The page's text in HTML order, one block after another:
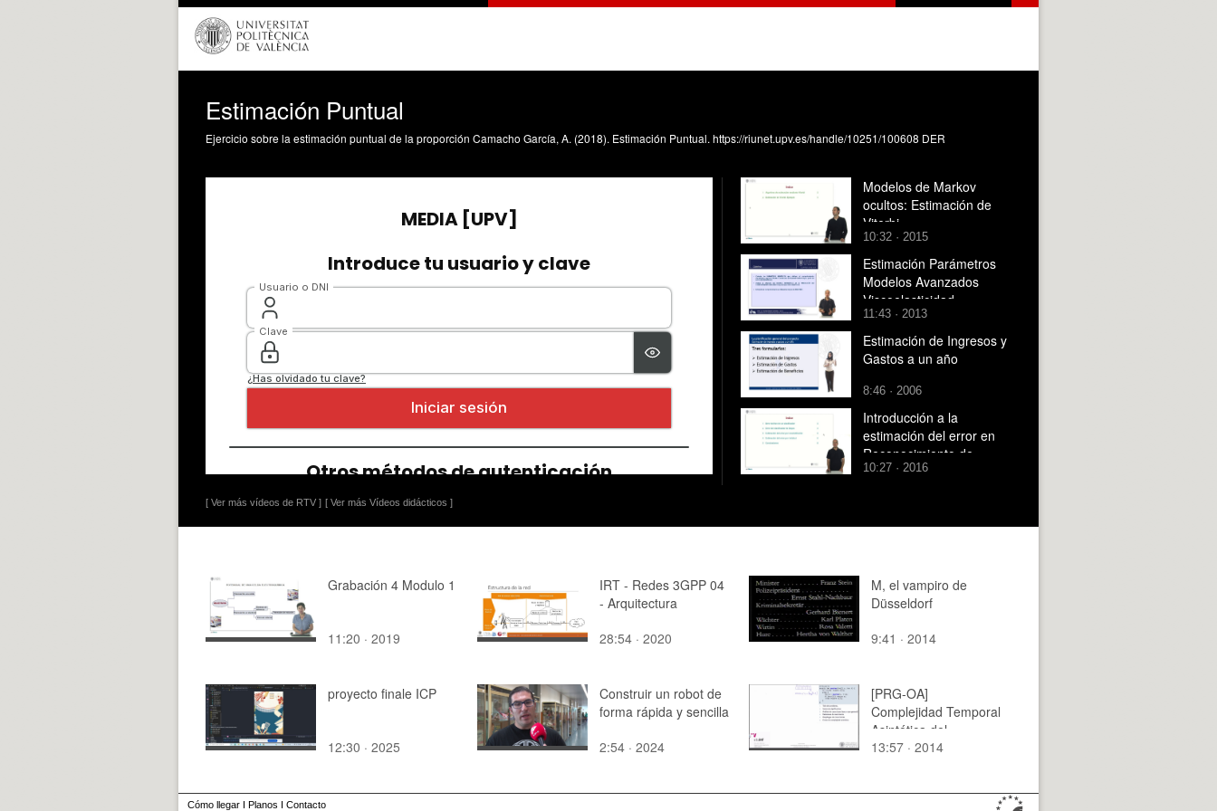
Estimación Puntual
Ejercicio sobre la estimación puntual de la proporción Camacho García, A. (2018). Estimación Puntual. https://riunet.upv.es/handle/10251/100608 DER
[ Ver más vídeos de RTV ] [ Ver más Vídeos didácticos ]
Modelos de Markov
ocultos: Estimación de
Viterbi
10:32 · 2015
Estimación Parámetros
Modelos Avanzados
Viscoelasticidad
11:43 · 2013
Estimación de Ingresos y
Gastos a un año
8:46 · 2006
Introducción a la
estimación del error en
Reconocimiento de
Formas
10:27 · 2016
Grabación 4 Modulo 1
11:20 · 2019
IRT - Redes 3GPP 04
- Arquitectura
28:54 · 2020
M, el vampiro de
Düsseldorf
9:41 · 2014
proyecto finale ICP
12:30 · 2025
Construir un robot de
forma rápida y sencilla
2:54 · 2024
[PRG-OA]
Complejidad Temporal
Asintótica del
Algoritmo Recursivo
13:57 · 2014
Cómo llegar I Planos I Contacto